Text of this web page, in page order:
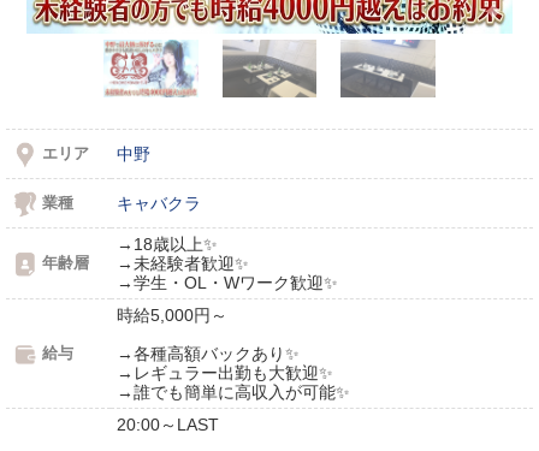
エリア 中野
業種 キャバクラ
年齢層
→18歳以上✨
→未経験者歓迎✨
→学生・OL・Wワーク歓迎✨
給与
時給5,000円～
→各種高額バックあり✨
→レギュラー出勤も大歓迎✨
→誰でも簡単に高収入が可能✨
20:00～LAST